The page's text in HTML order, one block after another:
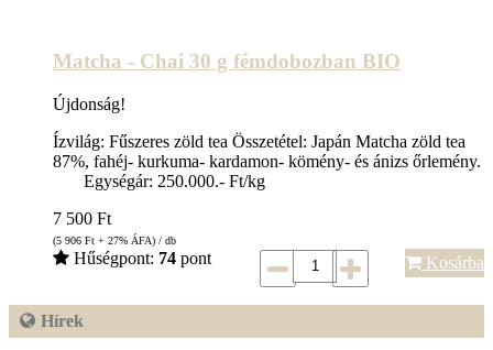
Matcha - Chai 30 g fémdobozban BIO
Újdonság!
Ízvilág: Fűszeres zöld tea Összetétel: Japán Matcha zöld tea
87%, fahéj- kurkuma- kardamon- kömény- és ánizs őrlemény.
Egységár: 250.000.- Ft/kg
7 500 Ft
(5 906 Ft + 27% ÁFA) / db
Hűségpont: 74 pont Kosárba
Hírek